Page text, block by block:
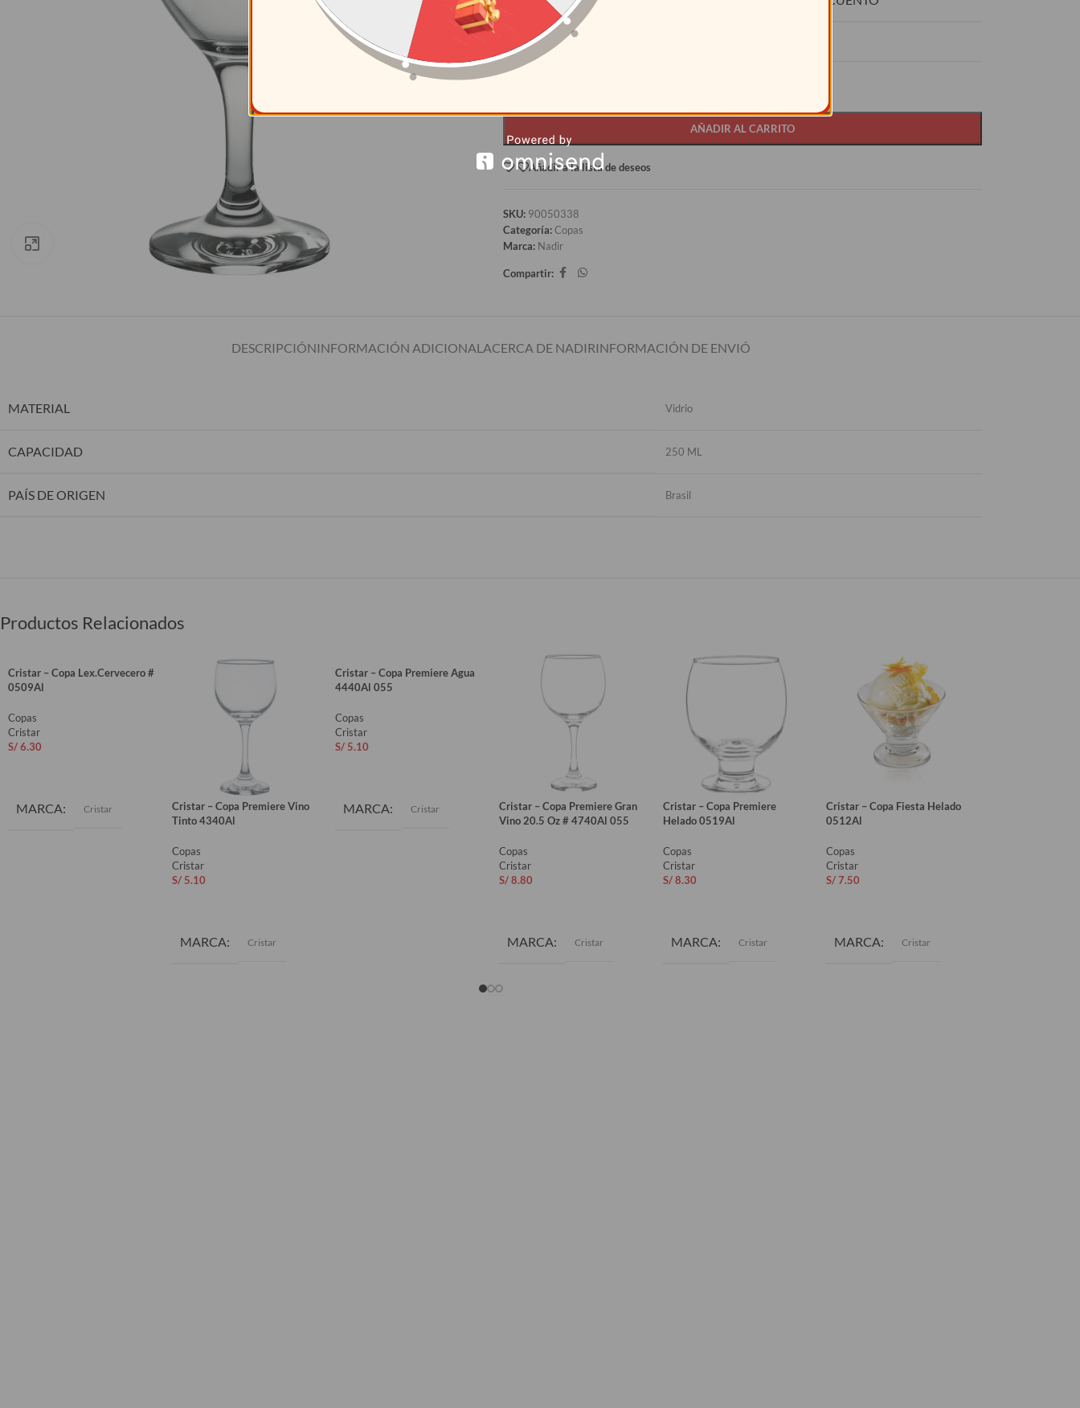
12+
AÑADIR AL CARRITO
Añadir a la lista de deseos
SKU: 90050338
Categoría:Copas
Marca: Nadir
Compartir:
DESCRIPCIÓNINFORMACIÓN ADICIONAL ACERCA DE NADIRINFORMACIÓN DE ENVIÓ
MATERIAL Vidrio
CAPACIDAD 250 ML
PAÍS DE ORIGEN Brasil
Productos Relacionados
Cristar – Copa Lex.Cervecero #
0509Al
Copas
Cristar
S/6.30
MARCA Cristar
Cristar – Copa Premiere Vino
Tinto 4340Al
Copas
Cristar
S/5.10
MARCA Cristar
Cristar – Copa Premiere Agua
4440Al 055
Copas
Cristar
S/ 5.10
MARCA Cristar
Cristar – Copa Premiere Gran
Vino 20.5 Oz # 4740Al 055
Copas
Cristar
S/8.80
MARCA Cristar
Cristar – Copa Premiere
Helado 0519Al
Copas
Cristar
S/8.30
MARCA Cristar
Cristar – Copa Fiesta Helado
0512Al
Copas
Cristar
S/7.50
MARCA Cristar